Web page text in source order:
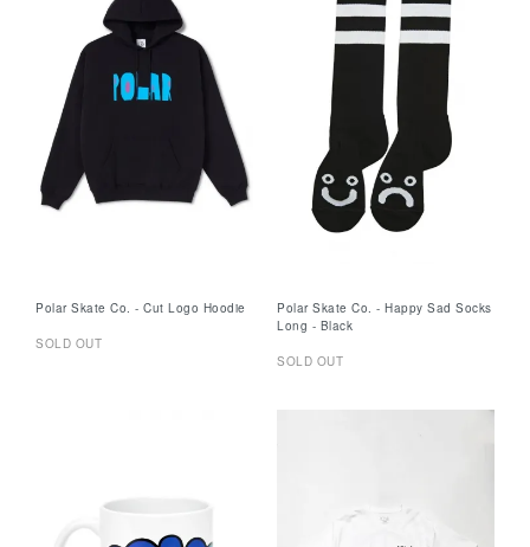
Polar Skate Co. - Cut Logo Hoodie
SOLD OUT
Polar Skate Co. - Happy Sad Socks
Long - Black
SOLD OUT